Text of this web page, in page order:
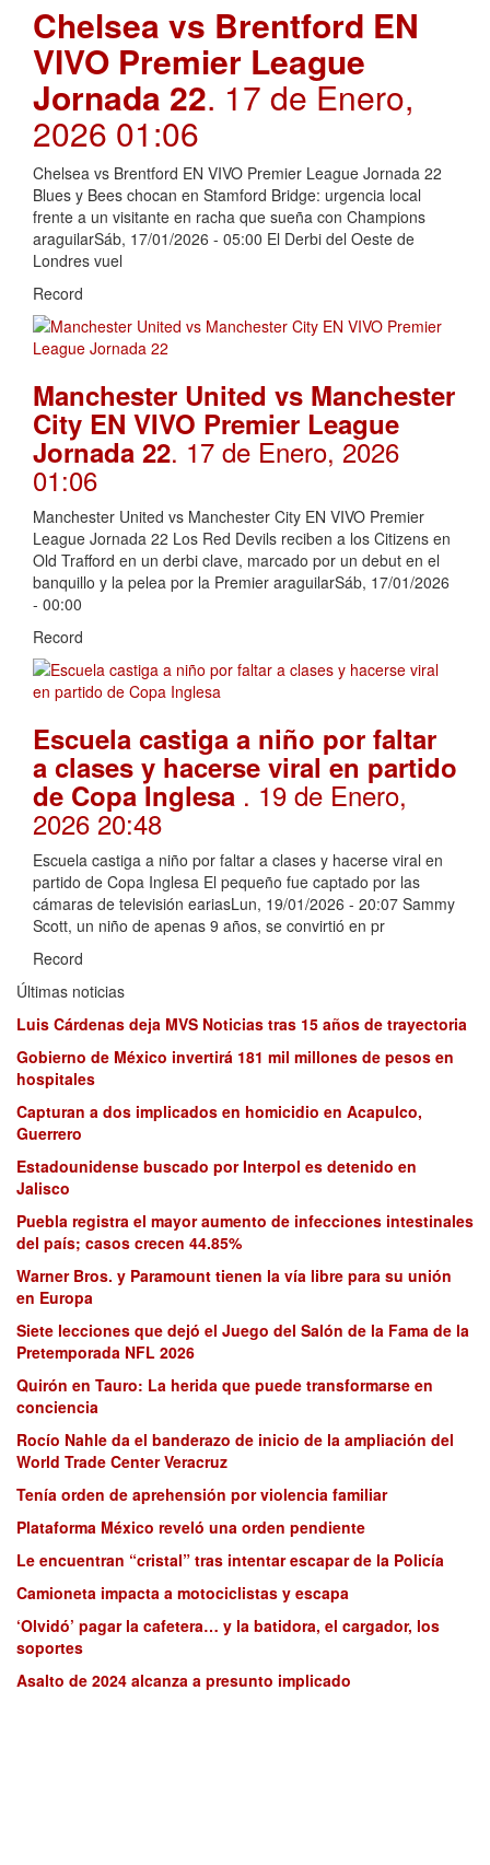
Chelsea vs Brentford EN
VIVO Premier League
Jornada 22. 17 de Enero,
2026 01:06
Chelsea vs Brentford EN VIVO Premier League Jornada 22
Blues y Bees chocan en Stamford Bridge: urgencia local
frente a un visitante en racha que sueña con Champions
araguilarSáb, 17/01/2026 - 05:00 El Derbi del Oeste de
Londres vuel
Record
Manchester United vs Manchester
City EN VIVO Premier League
Jornada 22. 17 de Enero, 2026
01:06
Manchester United vs Manchester City EN VIVO Premier
League Jornada 22 Los Red Devils reciben a los Citizens en
Old Trafford en un derbi clave, marcado por un debut en el
banquillo y la pelea por la Premier araguilarSáb, 17/01/2026
- 00:00
Record
Escuela castiga a niño por faltar
a clases y hacerse viral en partido
de Copa Inglesa . 19 de Enero,
2026 20:48
Escuela castiga a niño por faltar a clases y hacerse viral en
partido de Copa Inglesa El pequeño fue captado por las
cámaras de televisión eariasLun, 19/01/2026 - 20:07 Sammy
Scott, un niño de apenas 9 años, se convirtió en pr
Record
Últimas noticias
Luis Cárdenas deja MVS Noticias tras 15 años de trayectoria
Gobierno de México invertirá 181 mil millones de pesos en
hospitales
Capturan a dos implicados en homicidio en Acapulco,
Guerrero
Estadounidense buscado por Interpol es detenido en
Jalisco
Puebla registra el mayor aumento de infecciones intestinales
del país; casos crecen 44.85%
Warner Bros. y Paramount tienen la vía libre para su unión
en Europa
Siete lecciones que dejó el Juego del Salón de la Fama de la
Pretemporada NFL 2026
Quirón en Tauro: La herida que puede transformarse en
conciencia
Rocío Nahle da el banderazo de inicio de la ampliación del
World Trade Center Veracruz
Tenía orden de aprehensión por violencia familiar
Plataforma México reveló una orden pendiente
Le encuentran “cristal” tras intentar escapar de la Policía
Camioneta impacta a motociclistas y escapa
‘Olvidó’ pagar la cafetera… y la batidora, el cargador, los
soportes
Asalto de 2024 alcanza a presunto implicado